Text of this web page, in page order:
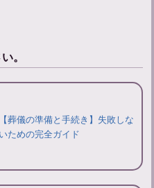
。
【葬儀の準備と手続き】失敗しな
いための完全ガイド